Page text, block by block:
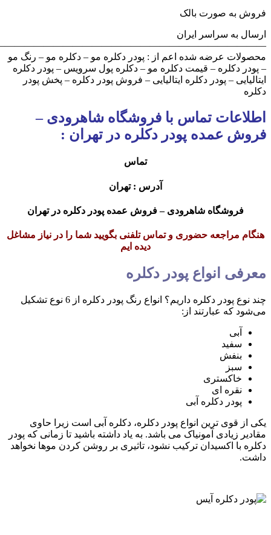
بالک
ایران
شده اعم از : پودر دکلره مو – دکلره مو – رنگ مو
– قیمت دکلره مو – دکلره پول سرویس – پودر دکلره
پودر دکلره ایتالیایی – فروش پودر دکلره – پخش پودر
تماس با فروشگاه شاهرودی –
پودر دکلره در تهران :
آدرس : تهران
شاهرودی – فروش عمده پودر دکلره در تهران
حضوری و تماس تلفنی بگویید شما را در نیاز مشاغل
پودر دکلره
چند نوع پودر دکلره داریم؟ انواع رنگ پودر دکلره از 6 نوع تشکیل
از:
آبی
انواع پودر دکلره، دکلره آبی است زیرا حاوی
آمونیاک می باشد. به یاد داشته باشید تا زمانی که پودر
ترکیب نشود، تاثیری بر روشن کردن موها نخواهد